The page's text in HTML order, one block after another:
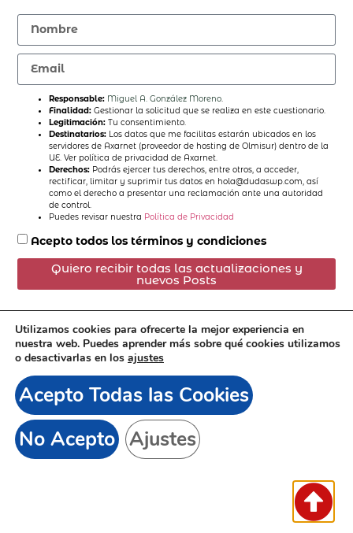
Responsable: Miguel A. González Moreno.
Finalidad: Gestionar la solicitud que se realiza en este cuestionario.
Legitimación:Tu consentimiento.
Destinatarios: Los datos que me facilitas estarán ubicados en los
servidores de Axarnet (proveedor de hosting de Olmisur) dentro de la
UE. Ver política de privacidad de Axarnet.
Derechos: Podrás ejercer tus derechos, entre otros, a acceder,
rectificar, limitar y suprimir tus datos en hola@dudaswp.com, así
como el derecho a presentar una reclamación ante una autoridad
de control.
Puedes revisar nuestra Política de Privacidad
Acepto todos los términos y condiciones
Quiero recibir todas las actualizaciones y
nuevos Posts
Suscríbete:
© 2023 Todos los derechos reservados. Diseñado con
Política Privacidad
Utilizamos cookies para ofrecerte la mejor experiencia en
nuestra web. Puedes aprender más sobre qué cookies utilizamos
o desactivarlas en los ajustes
Acepto Todas las Cookies
No Acepto Ajustes